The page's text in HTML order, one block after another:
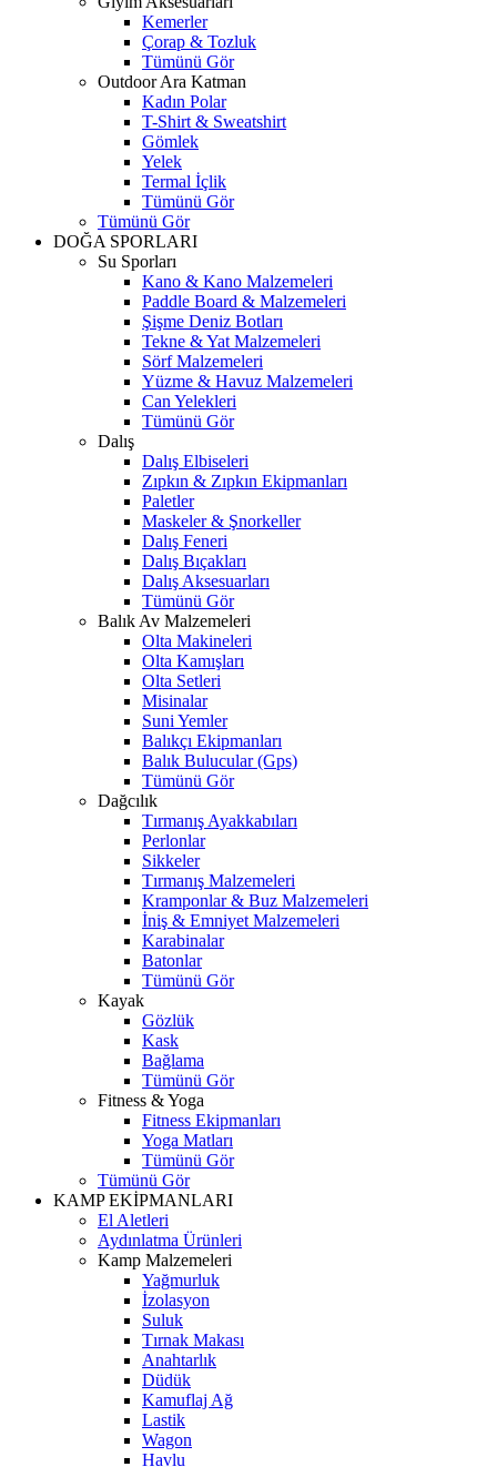
Kemerler
Çorap & Tozluk
Tümünü Gör
Outdoor Ara Katman
Kadın Polar
T-Shirt & Sweatshirt
Gömlek
Yelek
Termal İçlik
Tümünü Gör
Tümünü Gör
DOĞA SPORLARI
Su Sporları
Kano & Kano Malzemeleri
Paddle Board & Malzemeleri
Şişme Deniz Botları
Tekne & Yat Malzemeleri
Sörf Malzemeleri
Yüzme & Havuz Malzemeleri
Can Yelekleri
Tümünü Gör
Dalış
Dalış Elbiseleri
Zıpkın & Zıpkın Ekipmanları
Paletler
Maskeler & Şnorkeller
Dalış Feneri
Dalış Bıçakları
Dalış Aksesuarları
Tümünü Gör
Balık Av Malzemeleri
Olta Makineleri
Olta Kamışları
Olta Setleri
Misinalar
Suni Yemler
Balıkçı Ekipmanları
Balık Bulucular (Gps)
Tümünü Gör
Dağcılık
Tırmanış Ayakkabıları
Perlonlar
Sikkeler
Tırmanış Malzemeleri
Kramponlar & Buz Malzemeleri
İniş & Emniyet Malzemeleri
Karabinalar
Batonlar
Tümünü Gör
Kayak
Gözlük
Kask
Bağlama
Tümünü Gör
Fitness & Yoga
Fitness Ekipmanları
Yoga Matları
Tümünü Gör
Tümünü Gör
KAMP EKİPMANLARI
El Aletleri
Aydınlatma Ürünleri
Kamp Malzemeleri
Yağmurluk
İzolasyon
Suluk
Tırnak Makası
Anahtarlık
Düdük
Kamuflaj Ağ
Lastik
Wagon
Havlu